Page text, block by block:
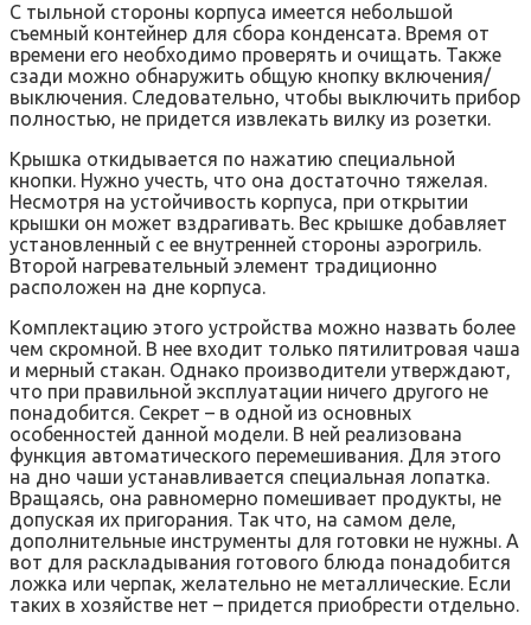
С тыльной стороны корпуса имеется небольшой
съемный контейнер для сбора конденсата. Время от
времени его необходимо проверять и очищать. Также
сзади можно обнаружить общую кнопку включения/
выключения. Следовательно, чтобы выключить прибор
полностью, не придется извлекать вилку из розетки.
Крышка откидывается по нажатию специальной
кнопки. Нужно учесть, что она достаточно тяжелая.
Несмотря на устойчивость корпуса, при открытии
крышки он может вздрагивать. Вес крышке добавляет
установленный с ее внутренней стороны аэрогриль.
Второй нагревательный элемент традиционно
расположен на дне корпуса.
Комплектацию этого устройства можно назвать более
чем скромной. В нее входит только пятилитровая чаша
и мерный стакан. Однако производители утверждают,
что при правильной эксплуатации ничего другого не
понадобится. Секрет – в одной из основных
особенностей данной модели. В ней реализована
функция автоматического перемешивания. Для этого
на дно чаши устанавливается специальная лопатка.
Вращаясь, она равномерно помешивает продукты, не
допуская их пригорания. Так что, на самом деле,
дополнительные инструменты для готовки не нужны. А
вот для раскладывания готового блюда понадобится
ложка или черпак, желательно не металлические. Если
таких в хозяйстве нет – придется приобрести отдельно.